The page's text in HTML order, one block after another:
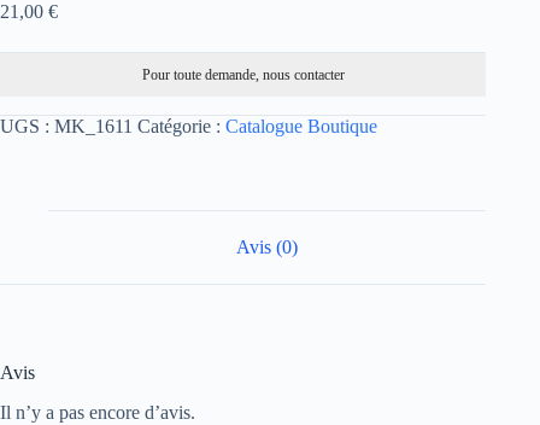
21,00 €
Pour toute demande, nous contacter
UGS : MK_1611 Catégorie : Catalogue Boutique
Avis (0)
Avis
Il n’y a pas encore d’avis.